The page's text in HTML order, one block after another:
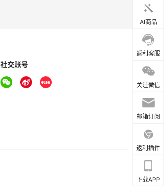
AI商品
返利客服
关注微信
邮箱订阅
返利插件
下载APP
社交账号